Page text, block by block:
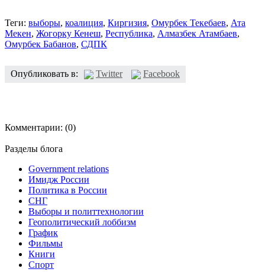
Теги: выборы, коалиция, Киргизия, Омурбек Текебаев, Ата
Мекен, Жогорку Кенеш, Республика, Алмазбек Атамбаев,
Омурбек Бабанов, СДПК
Опубликовать в: Twitter Facebook
Комментарии: (0)
Разделы блога
Government relations
Имидж России
Политика в России
СНГ
Выборы и политтехнологии
Геополитический лоббизм
График
Фильмы
Книги
Спорт